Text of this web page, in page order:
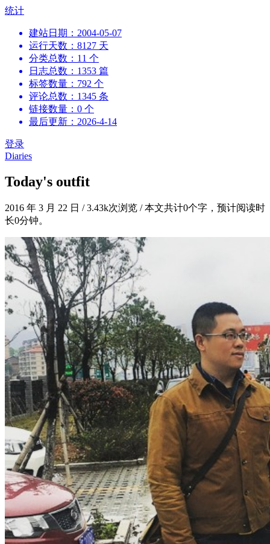
跳
统计
建站日期：2004-05-07
运行天数：8127 天
分类总数：11 个
日志总数：1353 篇
标签数量：792 个
评论总数：1345 条
链接数量：0 个
最后更新：2026-4-14
登录
Diaries
Today's outfit
2016 年 3 月 22 日 /3.43k次浏览 /本文共计0个字，预计阅读时
长0分钟。